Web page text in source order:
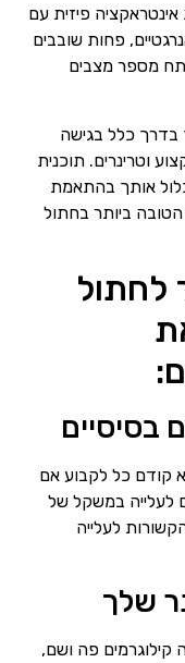
פיזית עם
פחות שובבים
מספר מצבים
בדרך כלל בגישה
וטרינרים. תוכנית
אותך בהתאמת
ביותר בחתול
לחתול
קודם כל לקבוע אם
לעלייה במשקל של
לעלייה
פה ושם,